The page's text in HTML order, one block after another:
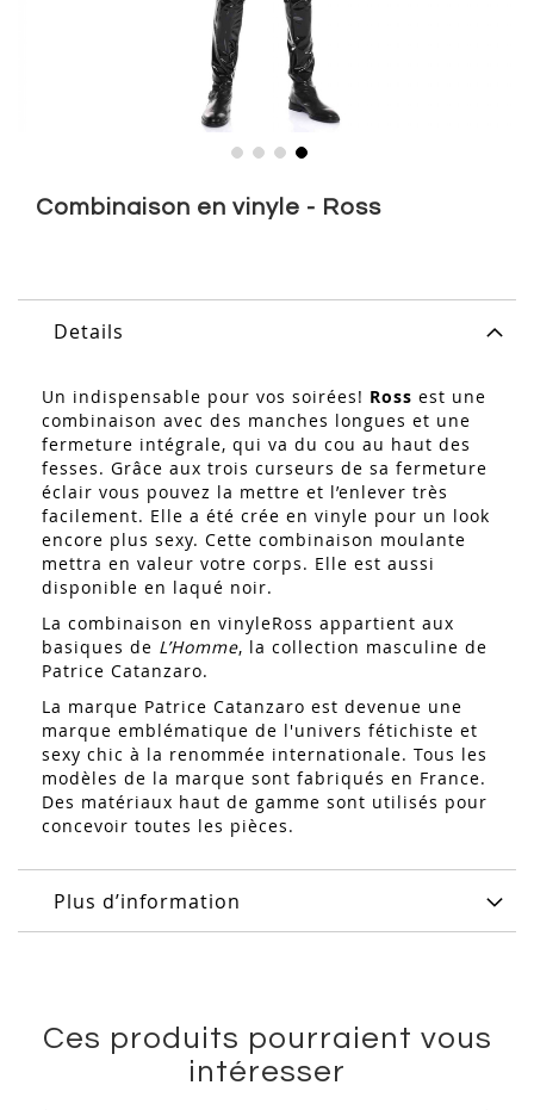
the
images
gallery
Combinaison en vinyle - Ross
Details
Un indispensable pour vos soirées! Ross est une
combinaison avec des manches longues et une
fermeture intégrale, qui va du cou au haut des
fesses. Grâce aux trois curseurs de sa fermeture
éclair vous pouvez la mettre et l’enlever très
facilement. Elle a été crée en vinyle pour un look
encore plus sexy. Cette combinaison moulante
mettra en valeur votre corps. Elle est aussi
disponible en laqué noir.
La combinaison en vinyleRoss appartient aux
basiques de L’Homme, la collection masculine de
Patrice Catanzaro.
La marque Patrice Catanzaro est devenue une
marque emblématique de l'univers fétichiste et
sexy chic à la renommée internationale. Tous les
modèles de la marque sont fabriqués en France.
Des matériaux haut de gamme sont utilisés pour
concevoir toutes les pièces.
Plus d’information
Ces produits pourraient vous
intéresser